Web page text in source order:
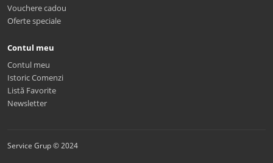
Vouchere cadou
Oferte speciale
Contul meu
Contul meu
Istoric Comenzi
Listă Favorite
Newsletter
Service Grup © 2024